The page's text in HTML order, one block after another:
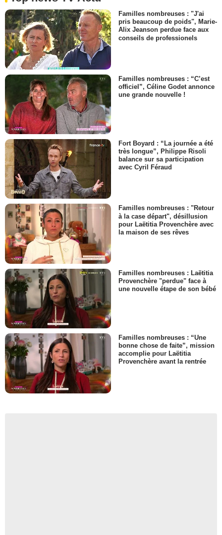
Familles nombreuses : "J'ai
pris beaucoup de poids", Marie-
Alix Jeanson perdue face aux
conseils de professionels
Familles nombreuses : “C’est
officiel”, Céline Godet annonce
une grande nouvelle !
Fort Boyard : “La journée a été
très longue”, Philippe Risoli
balance sur sa participation
avec Cyril Féraud
Familles nombreuses : "Retour
à la case départ", désillusion
pour Laëtitia Provenchère avec
la maison de ses rêves
Familles nombreuses : Laëtitia
Provenchère "perdue" face à
une nouvelle étape de son bébé
Familles nombreuses : “Une
bonne chose de faite”, mission
accomplie pour Laëtitia
Provenchère avant la rentrée